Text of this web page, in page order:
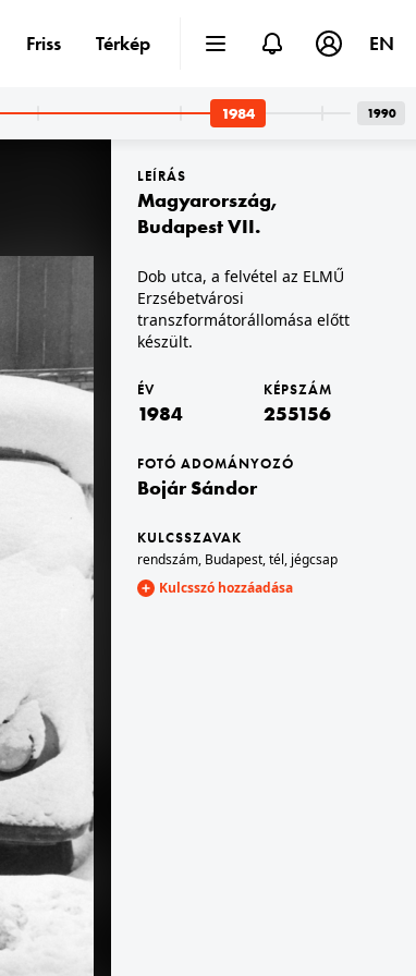
1984
1984 · Budapest II.
Széll Kálmán (Moszkva) tér.
1984 · Budapest IV.
út a Kassai (Bán Tibor) utca felől az István (Bajcsy-Zsilinszky) út kereszteződése, az Újpesti Áruház (eredetileg Állami Áruház) felé nézve.
LEÍRÁS
Magyarország,
Budapest VII.
Dob utca, a felvétel az ELMŰ
Erzsébetvárosi
transzformátorállomása előtt
készült.
ÉV
1984
KÉPSZÁM
255156
FOTÓ ADOMÁNYOZÓ
Bojár Sándor
KULCSSZAVAK
rendszám, Budapest,tél, jégcsap
Kulcsszó hozzáadása
Friss Térkép EN
1990
1984